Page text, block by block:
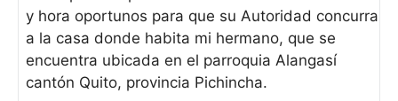
y hora oportunos para que su Autoridad concurra
a la casa donde habita mi hermano, que se
encuentra ubicada en el parroquia Alangasí
cantón Quito, provincia Pichincha.